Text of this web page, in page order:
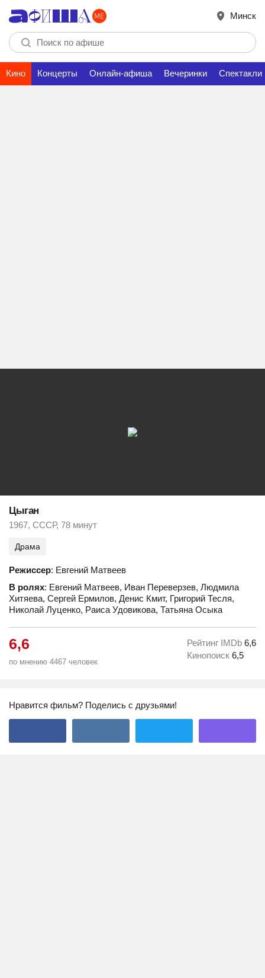
Минск
Кино Концерты Онлайн-афиша Вечеринки Спектакли
Цыган
1967, СССР, 78 минут
Драма
Режиссер: Евгений Матвеев
В ролях: Евгений Матвеев, Иван Переверзев, Людмила
Хитяева, Сергей Ермилов, Денис Кмит, Григорий Тесля,
Николай Луценко, Раиса Удовикова, Татьяна Осыка
6,6
по мнению 4467 человек
Рейтинг IMDb 6,6
Кинопоиск 6,5
Нравится фильм? Поделись с друзьями!